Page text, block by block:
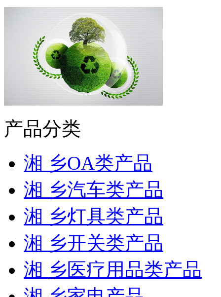
产品分类
湘 乡OA类产品
湘 乡汽车类产品
湘 乡灯具类产品
湘 乡开关类产品
湘 乡医疗用品类产品